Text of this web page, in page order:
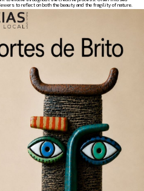
to reflect on both the beauty and the fragility of nature.